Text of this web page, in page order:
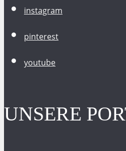
instagram
pinterest
youtube
UNSERE